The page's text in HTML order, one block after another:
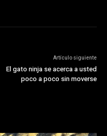
Artículo siguiente
El gato ninja se acerca a usted
poco a poco sin moverse